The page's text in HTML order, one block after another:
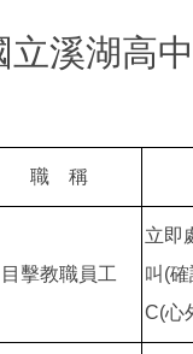
立溪湖高
職 稱
目擊教職員工
立即
叫 (確
C(心